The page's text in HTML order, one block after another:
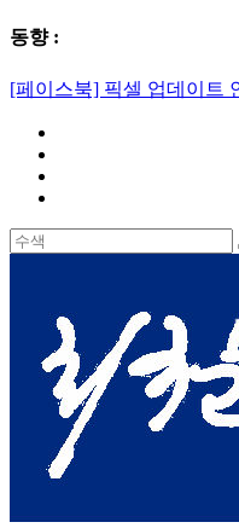
동향 :
[페이스북] 픽셀 업데이트